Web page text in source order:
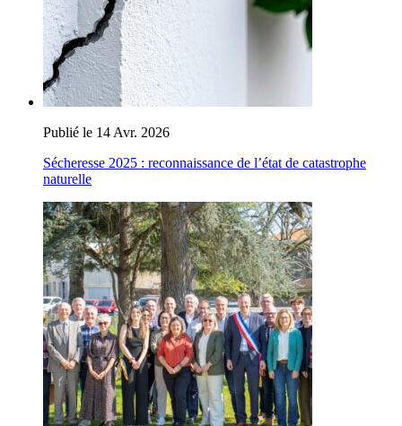
Publié le 14 Avr. 2026
Sécheresse 2025 : reconnaissance de l’état de catastrophe
naturelle